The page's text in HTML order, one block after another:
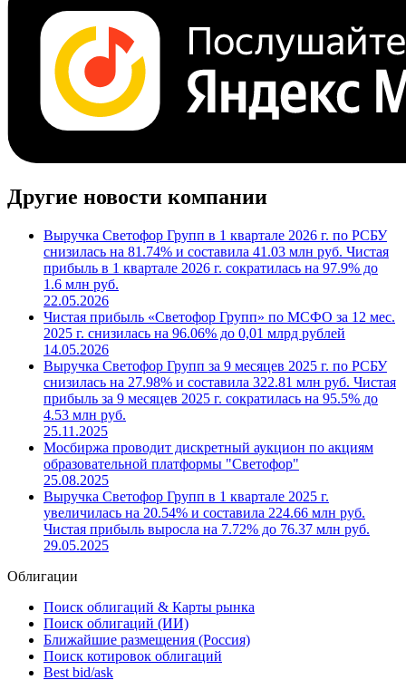
Другие новости компании
Выручка Светофор Групп в 1 квартале 2026 г. по РСБУ
снизилась на 81.74% и составила 41.03 млн руб. Чистая
прибыль в 1 квартале 2026 г. сократилась на 97.9% до
1.6 млн руб.
22.05.2026
Чистая прибыль «Светофор Групп» по МСФО за 12 мес.
2025 г. снизилась на 96.06% до 0,01 млрд рублей
14.05.2026
Выручка Светофор Групп за 9 месяцев 2025 г. по РСБУ
снизилась на 27.98% и составила 322.81 млн руб. Чистая
прибыль за 9 месяцев 2025 г. сократилась на 95.5% до
4.53 млн руб.
25.11.2025
Мосбиржа проводит дискретный аукцион по акциям
образовательной платформы "Светофор"
25.08.2025
Выручка Светофор Групп в 1 квартале 2025 г.
увеличилась на 20.54% и составила 224.66 млн руб.
Чистая прибыль выросла на 7.72% до 76.37 млн руб.
29.05.2025
Облигации
Поиск облигаций & Карты рынка
Поиск облигаций (ИИ)
Ближайшие размещения (Россия)
Поиск котировок облигаций
Best bid/ask